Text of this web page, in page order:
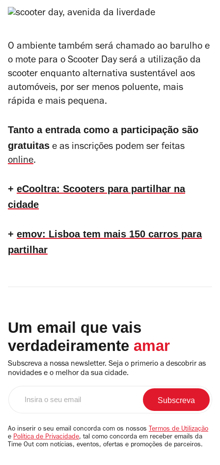
O ambiente também será chamado ao barulho e
o mote para o Scooter Day será a utilização da
scooter enquanto alternativa sustentável aos
automóveis, por ser menos poluente, mais
rápida e mais pequena.
Tanto a entrada como a participação são
gratuitas e as inscrições podem ser feitas
online.
+ eCooltra: Scooters para partilhar na
cidade
+ emov: Lisboa tem mais 150 carros para
partilhar
Um email que vais
verdadeiramente amar
Subscreva a nossa newsletter. Seja o primerio a descobrir as
novidades e o melhor da sua cidade.
email
Ao inserir o seu email concorda com os nossos Termos de Utilização
e Política de Privacidade, tal como concorda em receber emails da
Time Out com notícias, eventos, ofertas e promoções de parceiros.